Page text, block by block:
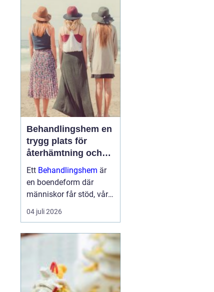
fokusera på symptom
försöker ayurvedan
förstå varf...
Behandlingshem en
trygg plats för
återhämtning och
förändring
Ett Behandlingshem är
en boendeform där
människor får stöd, vård
och struktur under en
period i livet när det
öppenvården inte räcker.
Målet är att skapa
trygghet, stabilitet och
förutsättni...
04 juli 2026